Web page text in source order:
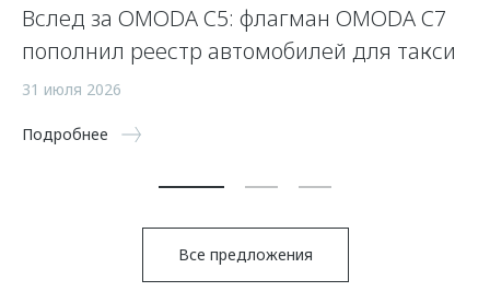
Вслед за OMODA C5: флагман OMODA C7
пополнил реестр автомобилей для такси
31 июля 2026
Подробнее
Все предложения